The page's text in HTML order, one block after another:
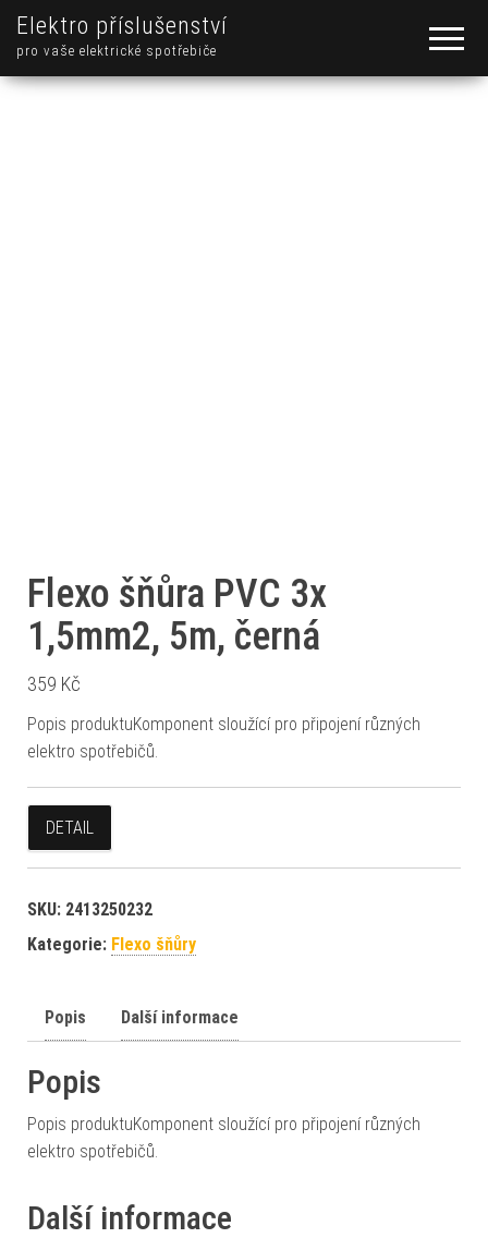
Elektro příslušenství
pro vaše elektrické spotřebiče
Flexo šňůra PVC 3x
1,5mm2, 5m, černá
359 Kč
Popis produktuKomponent sloužící pro připojení různých
elektro spotřebičů.
DETAIL
SKU: 2413250232
Kategorie: Flexo šňůry
Popis Další informace
Popis
Popis produktuKomponent sloužící pro připojení různých
elektro spotřebičů.
Další informace